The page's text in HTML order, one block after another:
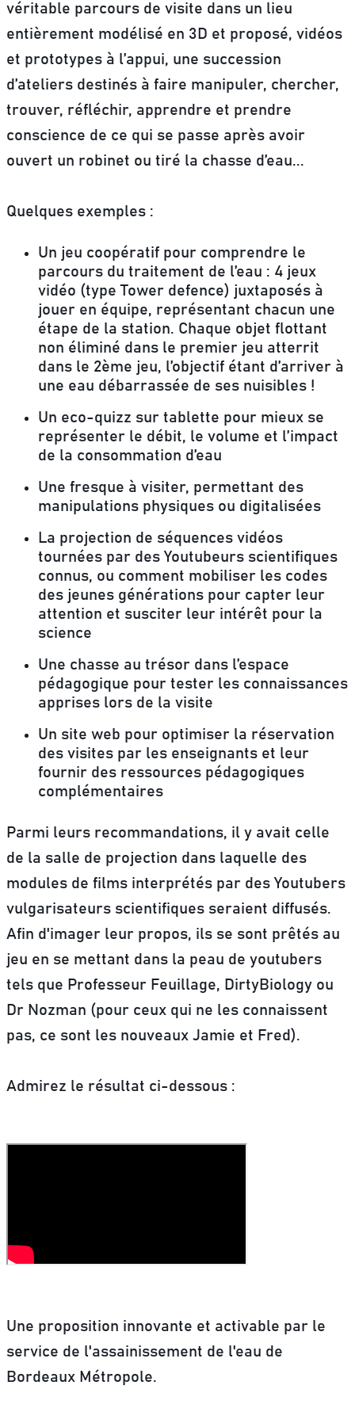
véritable parcours de visite dans un lieu
entièrement modélisé en 3D et proposé, vidéos
et prototypes à l’appui, une succession
d’ateliers destinés à faire manipuler, chercher,
trouver, réfléchir, apprendre et prendre
conscience de ce qui se passe après avoir
ouvert un robinet ou tiré la chasse d’eau...
Quelques exemples :
Un jeu coopératif pour comprendre le
parcours du traitement de l’eau : 4 jeux
vidéo (type Tower defence) juxtaposés à
jouer en équipe, représentant chacun une
étape de la station. Chaque objet flottant
non éliminé dans le premier jeu atterrit
dans le 2ème jeu, l’objectif étant d’arriver à
une eau débarrassée de ses nuisibles !
Un eco-quizz sur tablette pour mieux se
représenter le débit, le volume et l’impact
de la consommation d’eau
Une fresque à visiter, permettant des
manipulations physiques ou digitalisées
La projection de séquences vidéos
tournées par des Youtubeurs scientifiques
connus, ou comment mobiliser les codes
des jeunes générations pour capter leur
attention et susciter leur intérêt pour la
science
Une chasse au trésor dans l’espace
pédagogique pour tester les connaissances
apprises lors de la visite
Un site web pour optimiser la réservation
des visites par les enseignants et leur
fournir des ressources pédagogiques
complémentaires
Parmi leurs recommandations, il y avait celle
de la salle de projection dans laquelle des
modules de films interprétés par des Youtubers
vulgarisateurs scientifiques seraient diffusés.
Afin d'imager leur propos, ils se sont prêtés au
jeu en se mettant dans la peau de youtubers
tels que Professeur Feuillage, DirtyBiology ou
Dr Nozman (pour ceux qui ne les connaissent
pas, ce sont les nouveaux Jamie et Fred).
Admirez le résultat ci-dessous :
Une proposition innovante et activable par le
service de l'assainissement de l'eau de
Bordeaux Métropole.